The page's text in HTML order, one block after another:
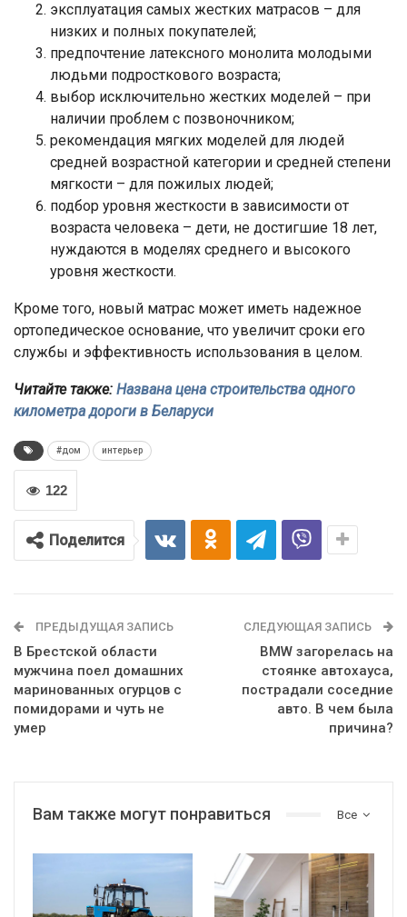
эксплуатация самых жестких матрасов – для
низких и полных покупателей;
предпочтение латексного монолита молодыми
людьми подросткового возраста;
выбор исключительно жестких моделей – при
наличии проблем с позвоночником;
рекомендация мягких моделей для людей
средней возрастной категории и средней степени
мягкости – для пожилых людей;
подбор уровня жесткости в зависимости от
возраста человека – дети, не достигшие 18 лет,
нуждаются в моделях среднего и высокого
уровня жесткости.
Кроме того, новый матрас может иметь надежное
ортопедическое основание, что увеличит сроки его
службы и эффективность использования в целом.
Читайте также: Названа цена строительства одного
километра дороги в Беларуси
#дом интерьер
122
Поделится
ПРЕДЫДУЩАЯ ЗАПИСЬ
В Брестской области
мужчина поел домашних
маринованных огурцов с
помидорами и чуть не
умер
СЛЕДУЮЩАЯ ЗАПИСЬ
BMW загорелась на
стоянке автохауса,
пострадали соседние
авто. В чем была
причина?
Все
Вам также могут понравиться